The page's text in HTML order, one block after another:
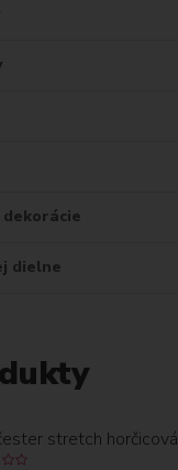
dielne
stretch horčicová